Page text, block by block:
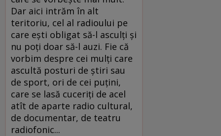
Dar aici intrăm în alt
teritoriu, cel al radioului pe
care eşti obligat să-l asculţi şi
nu poţi doar să-l auzi. Fie că
vorbim despre cei mulţi care
ascultă posturi de ştiri sau
de sport, ori de cei puţini,
care se lasă cuceriţi de acel
atît de aparte radio cultural,
de documentar, de teatru
radiofonic...